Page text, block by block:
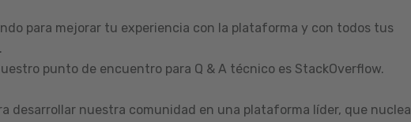
para mejorar tu experiencia con la plataforma y con todos tus
punto de encuentro para Q & A técnico es StackOverflow.
desarrollar nuestra comunidad en una plataforma líder, que nuclea